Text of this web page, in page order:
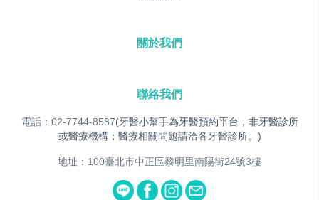
關於我們
聯絡我們
電話：02-7744-8587(牙醫小幫手為牙醫預約平台，非牙醫診所
或醫療機構；醫療相關問題請洽各牙醫診所。)
地址：100臺北市中正區黎明里南陽街24號3樓